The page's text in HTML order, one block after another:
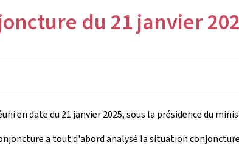
du 21 janvier
en date du 21 janvier 2025, sous la présidence du
a tout d'abord analysé la situation